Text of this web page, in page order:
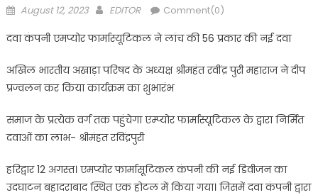
Posted
August 12, 2023 Author
EDITOR Comment(0)
दवा कंपनी एमप्योर फार्मास्यूटिकल ने लांच की 56 प्रकार की नई दवा
अखिल भारतीय अखाड़ा परिषद के अध्यक्ष श्रीमहंत रवींद्र पुरी महाराज ने दीप
प्रज्वलन कर किया कार्यक्रम का शुभारंभ
समाज के प्रत्येक वर्ग तक पहुंचेगा एम्प्योर फार्मास्यूटिकल के द्वारा निर्मित
दवाओं का लाभ- श्रीमंहत रविंद्रपुरी
हरिद्वार 12 अगस्त। एमप्योर फार्मासूटिकल कंपनी की नई डिवीजन का
उदघाटन बहादराबाद स्थित एक होटल में किया गया। जिसमें दवा कंपनी द्वारा